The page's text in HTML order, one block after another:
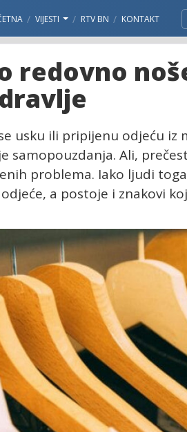
VIJESTI RTV BN KONTAKT
redovno
usku ili pripijenu odjeću
samopouzdanja. Ali,
problema. Iako ljudi
a postoje i znakovi